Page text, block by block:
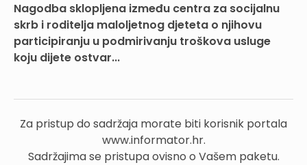
Nagodba sklopljena između centra za socijalnu
skrb i roditelja maloljetnog djeteta o njihovu
participiranju u podmirivanju troškova usluge
koju dijete ostvar...
Za pristup do sadržaja morate biti korisnik portala
www.informator.hr.
Sadržajima se pristupa ovisno o Vašem paketu.